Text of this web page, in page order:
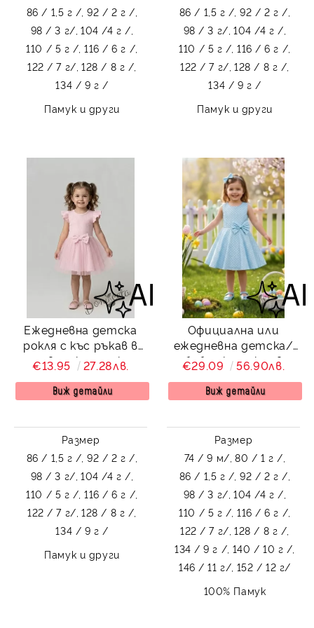
86 / 1,5 г /, 92 / 2 г /,
98 / 3 г/, 104 /4 г /,
110 / 5 г /, 116 / 6 г /,
122 / 7 г/, 128 / 8 г /,
134 / 9 г /
Памук и други
86 / 1,5 г /, 92 / 2 г /,
98 / 3 г/, 104 /4 г /,
110 / 5 г /, 116 / 6 г /,
122 / 7 г/, 128 / 8 г /,
134 / 9 г /
Памук и други
Ежедневна детска
рокля с къс ръкав в
розово с къдрички и
тюл в долната част
Оливия
€13.95 27.28лв.
Виж детайли
Размер
86 / 1,5 г /, 92 / 2 г /,
98 / 3 г/, 104 /4 г /,
110 / 5 г /, 116 / 6 г /,
122 / 7 г/, 128 / 8 г /,
134 / 9 г /
Памук и други
Официална или
ежедневна детска/
бебешка рокля в
светлосиньо на
точки тип клош
€29.09 56.90лв.
Виж детайли
Размер
74 / 9 м/, 80 / 1 г /,
86 / 1,5 г /, 92 / 2 г /,
98 / 3 г/, 104 /4 г /,
110 / 5 г /, 116 / 6 г /,
122 / 7 г/, 128 / 8 г /,
134 / 9 г /, 140 / 10 г /,
146 / 11 г/, 152 / 12 г/
100% Памук